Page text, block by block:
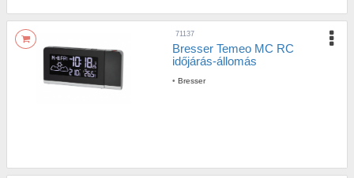
71137
Bresser Temeo MC RC
időjárás-állomás
• Bresser